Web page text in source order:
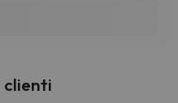
clienti